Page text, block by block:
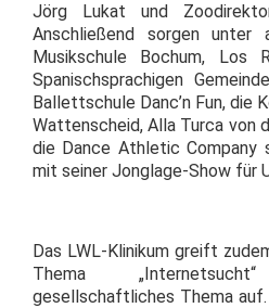
Jörg Lukat und
Anschließend sorgen unter
Musikschule Bochum, Los
Spanischsprachigen
Ballettschule Danc’n Fun, die
Wattenscheid, Alla Turca von
die Dance Athletic Company
mit seiner Jonglage-Show für
Das LWL-Klinikum greift
Thema
gesellschaftliches Thema